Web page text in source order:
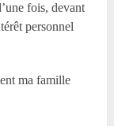
fois, devant
personnel
ma famille